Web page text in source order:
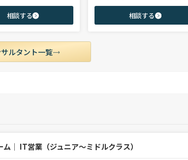
動向を踏まえ最適なキャリアを
いただきます。
相談する
ど幅広いご支援実績。 【受賞歴】 ・日経転職
版 Performance Award Executive部門
相談する
ルタント一覧
｜ IT営業（ジュニア～ミドルクラス）